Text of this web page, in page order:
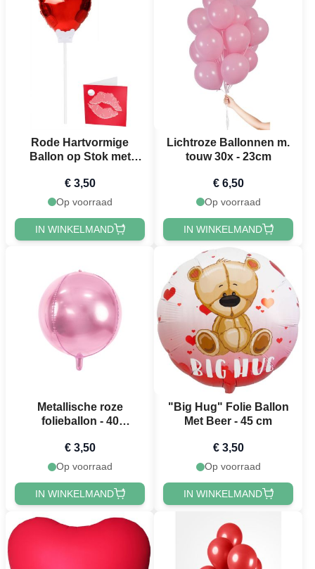
Rode Hartvormige
Ballon op Stok met
€ 3,50
Op voorraad
IN WINKELMAND
Lichtroze Ballonnen m.
touw 30x - 23cm
€ 6,50
Op voorraad
IN WINKELMAND
Metallische roze
folieballon - 40
€ 3,50
Op voorraad
IN WINKELMAND
"Big Hug" Folie Ballon
Met Beer - 45 cm
€ 3,50
Op voorraad
IN WINKELMAND